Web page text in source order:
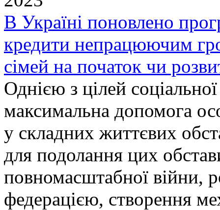
В Україні поновлено
кредити непрацюючим
сімей на початок чи
Однією з цілей
максимальна допомога
у складних життєвих
для подолання цих
повномасштабної війни,
федерацією, створення